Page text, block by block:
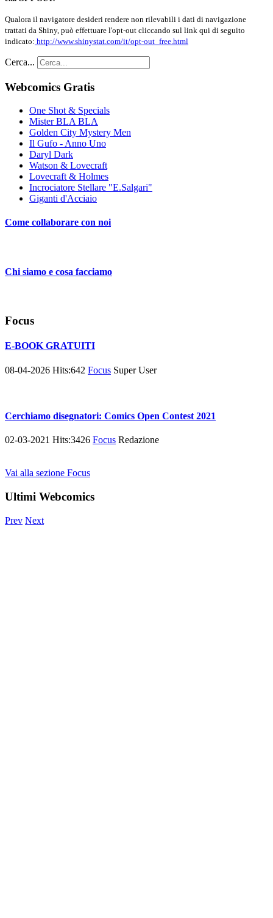
Qualora il navigatore desideri rendere non rilevabili i dati di navigazione
trattati da Shiny, può effettuare l'opt-out cliccando sul link qui di seguito
indicato: http://www.shinystat.com/it/opt-out_free.html
Cerca...
Webcomics Gratis
One Shot & Specials
Mister BLA BLA
Golden City Mystery Men
Il Gufo - Anno Uno
Daryl Dark
Watson & Lovecraft
Lovecraft & Holmes
Incrociatore Stellare "E.Salgari"
Giganti d'Acciaio
Come collaborare con noi
Chi siamo e cosa facciamo
Focus
E-BOOK GRATUITI
08-04-2026 Hits:642 Focus Super User
Cerchiamo disegnatori: Comics Open Contest 2021
02-03-2021 Hits:3426 Focus Redazione
Vai alla sezione Focus
Ultimi Webcomics
Prev Next